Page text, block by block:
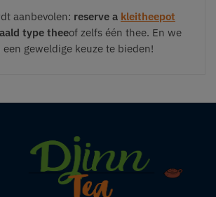
aanbevolen: reserve a kleitheepot
type theeof zelfs één thee. En we
een geweldige keuze te bieden!